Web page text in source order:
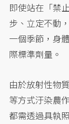
即使站在「禁
步、立定不動
一個季節，身
際標準劑量。
由於放射性物
等方式汙染農
都需透過具執